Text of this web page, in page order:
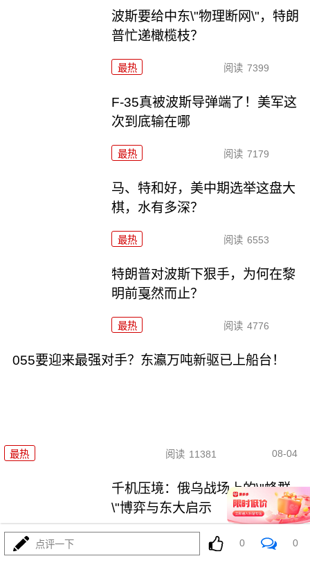
波斯要给中东\"物理断网\"，特朗
普忙递橄榄枝？
最热 阅读 7399
F-35真被波斯导弹端了！美军这
次到底输在哪
最热 阅读 7179
马、特和好，美中期选举这盘大
棋，水有多深？
最热 阅读 6553
特朗普对波斯下狠手，为何在黎
明前戛然而止？
最热 阅读 4776
055要迎来最强对手？东瀛万吨新驱已上船台！
最热 阅读 11381 08-04
千机压境：俄乌战场上的\"蜂群
\"博弈与东大启示
阅读 8753
点评一下 0 0